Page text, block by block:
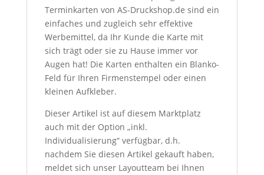
Terminkarten von AS-Druckshop.de sind ein
einfaches und zugleich sehr effektive
Werbemittel, da Ihr Kunde die Karte mit
sich trägt oder sie zu Hause immer vor
Augen hat! Die Karten enthalten ein Blanko-
Feld für Ihren Firmenstempel oder einen
kleinen Aufkleber.
Dieser Artikel ist auf diesem Marktplatz
auch mit der Option „inkl.
Individualisierung“ verfügbar, d.h.
nachdem Sie diesen Artikel gekauft haben,
meldet sich unser Layoutteam bei Ihnen